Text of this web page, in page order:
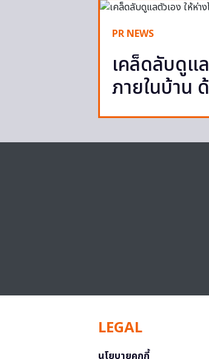
PR NEWS
เคล็ดลับดูแ
ภายในบ้าน
LEGAL
นโยบายคุกกี้